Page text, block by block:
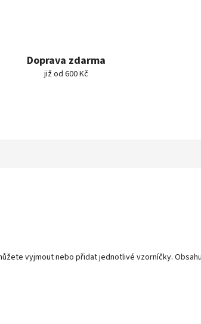
Doprava zdarma
již od 600 Kč
vyjmout nebo přidat jednotlivé vzorníčky.